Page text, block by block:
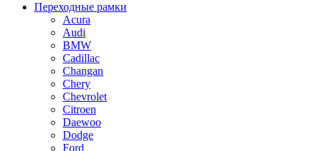
Переходные рамки
Acura
Audi
BMW
Cadillac
Changan
Chery
Chevrolet
Citroen
Daewoo
Dodge
Ford